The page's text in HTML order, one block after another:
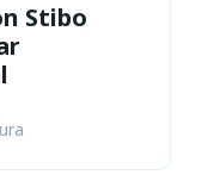
Stibo